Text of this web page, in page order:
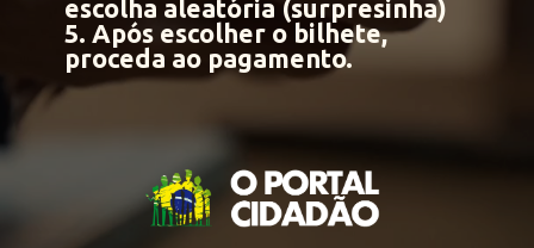
escolha aleatória (surpresinha)
5. Após escolher o bilhete,
proceda ao pagamento.